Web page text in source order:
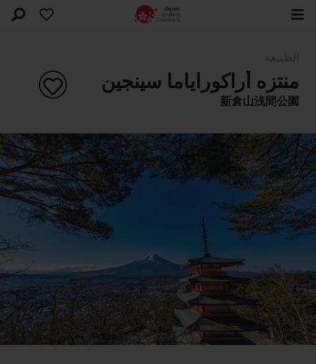
منتزه أراكوراياما سينجين
新倉山浅間公園